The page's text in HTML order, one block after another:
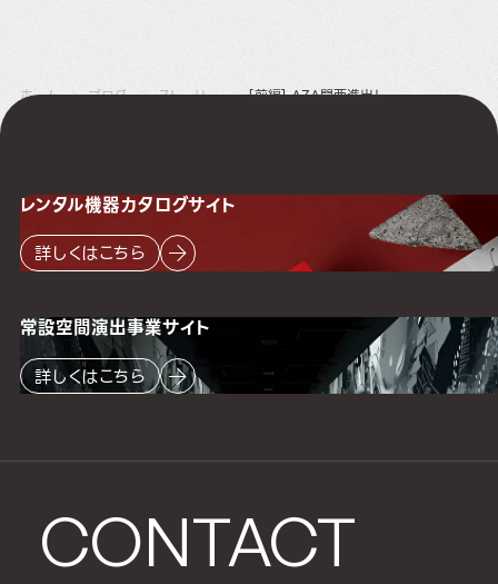
ホーム ブログ ストーリー [前編] AZA関西進出！
CONTACT
レンタル機器カタログサイト
詳しくはこちら
常設空間演出事業サイト
詳しくはこちら